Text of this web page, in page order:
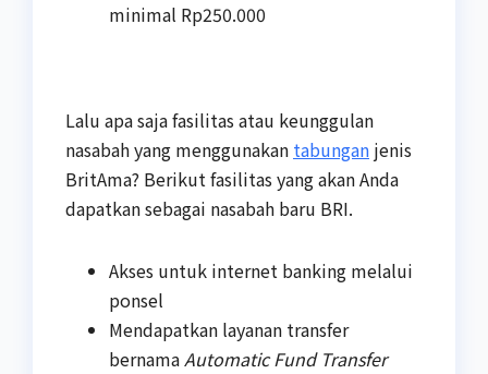
minimal Rp250.000
Lalu apa saja fasilitas atau keunggulan
nasabah yang menggunakan tabungan jenis
BritAma? Berikut fasilitas yang akan Anda
dapatkan sebagai nasabah baru BRI.
Akses untuk internet banking melalui
ponsel
Mendapatkan layanan transfer
bernamaAutomatic Fund Transfer